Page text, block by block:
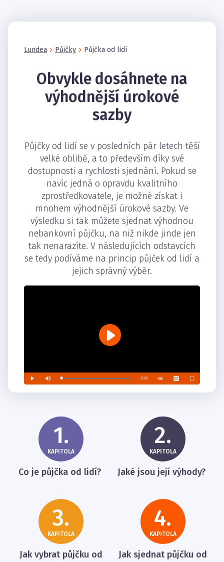
Lundea Půjčky Půjčka od lidí
Obvykle dosáhnete na
výhodnější úrokové
sazby
Půjčky od lidí se v posledních pár letech těší
velké oblibě, a to především díky své
dostupnosti a rychlosti sjednání. Pokud se
navíc jedná o opravdu kvalitního
zprostředkovatele, je možné získat i
mnohem výhodnější úrokové sazby. Ve
výsledku si tak můžete sjednat výhodnou
nebankovní půjčku, na niž nikde jinde jen
tak nenarazíte. V následujících odstavcích
se tedy podíváme na princip půjček od lidí a
jejich správný výběr.
1.
KAPITOLA
Co je půjčka od lidí?
2.
KAPITOLA
Jaké jsou její výhody?
3.
KAPITOLA
Jak vybrat půjčku od
4.
KAPITOLA
Jak sjednat půjčku od